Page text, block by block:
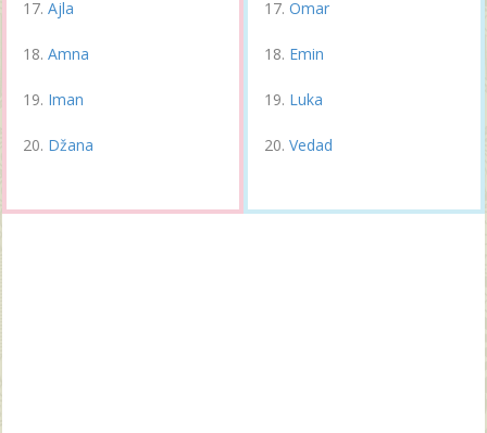
Ajla
Amna
Iman
Džana
Omar
Emin
Luka
Vedad